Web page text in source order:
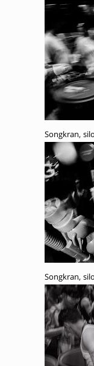
Songkran,
Songkran,